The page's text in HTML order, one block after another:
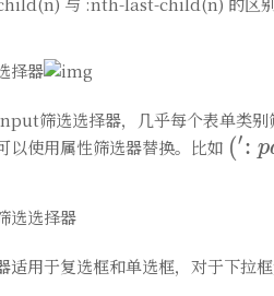
择器
筛选选择器，几乎每个表单类
以使用属性筛选器替换。比如 (′: p
选选择器
适用于复选框和单选框，对于下拉